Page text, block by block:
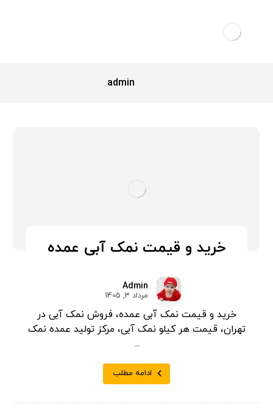
admin
خرید و قیمت نمک آبی عمده
Admin
مرداد 3, 1405
خرید و قیمت نمک آبی عمده، فروش نمک آبی در
تهران، قیمت هر کیلو نمک آبی، مرکز تولید عمده نمک
...
ادامه مطلب